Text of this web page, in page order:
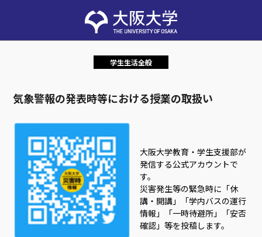
学生生活全般
気象警報の発表時等における授業の取扱い
大阪大学教育・学生支援部が
発信する公式アカウントで
す。
災害発生等の緊急時に「休
講・開講」「学内バスの運行
情報」「一時待避所」「安否
確認」等を投稿します。